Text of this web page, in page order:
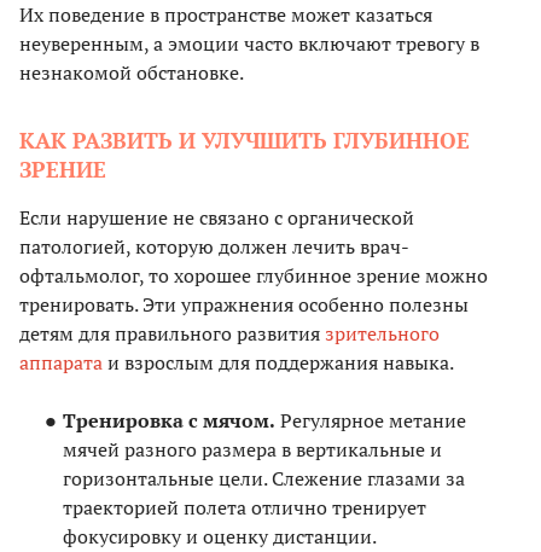
Их поведение в пространстве может казаться
неуверенным, а эмоции часто включают тревогу в
незнакомой обстановке.
КАК РАЗВИТЬ И УЛУЧШИТЬ ГЛУБИННОЕ
ЗРЕНИЕ
Если нарушение не связано с органической
патологией, которую должен лечить врач-
офтальмолог, то хорошее глубинное зрение можно
тренировать. Эти упражнения особенно полезны
детям для правильного развитиязрительного
аппаратаи взрослым для поддержания навыка.
Тренировка с мячом. Регулярное метание
мячей разного размера в вертикальные и
горизонтальные цели. Слежение глазами за
траекторией полета отлично тренирует
фокусировку и оценку дистанции.